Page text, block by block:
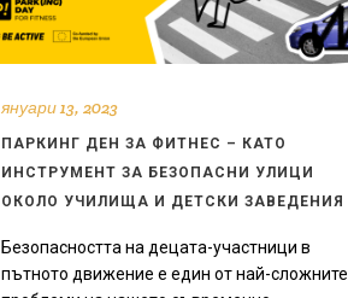
януари 13, 2023
ПАРКИНГ ДЕН ЗА ФИТНЕС – КАТО
ИНСТРУМЕНТ ЗА БЕЗОПАСНИ УЛИЦИ
ОКОЛО УЧИЛИЩА И ДЕТСКИ ЗАВЕДЕНИЯ
Безопасността на децата-участници в
пътното движение е един от най-сложните